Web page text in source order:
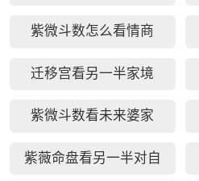
紫微斗数怎么看情商
迁移宫看另一半家境
紫微斗数看未来婆家
紫薇命盘看另一半对自